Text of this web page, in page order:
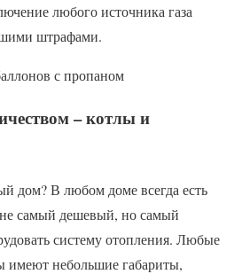
любого источника газа
штрафами.
с пропаном
– котлы и
дом? В любом доме всегда есть
не самый дешевый, но самый
систему отопления. Любые
имеют небольшие габариты,